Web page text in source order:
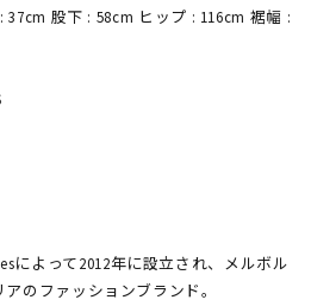
37cm 股下 : 58cm ヒップ : 116cm 裾幅 :
によって2012年に設立され、メルボル
のファッションブランド。